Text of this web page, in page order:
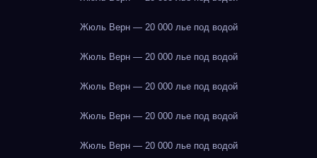
Жюль Верн — 20 000 лье под водой
Жюль Верн — 20 000 лье под водой
Жюль Верн — 20 000 лье под водой
Жюль Верн — 20 000 лье под водой
Жюль Верн — 20 000 лье под водой